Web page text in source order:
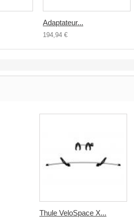
Adaptateur...
194,94 €
Thule VeloSpace X...